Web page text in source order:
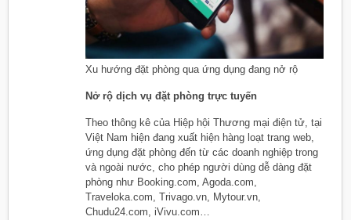
Xu hướng đặt phòng qua ứng dụng đang nở rộ
Nở rộ dịch vụ đặt phòng trực tuyến
Theo thông kê của Hiệp hội Thương mại điện tử, tại
Việt Nam hiện đang xuất hiện hàng loạt trang web,
ứng dụng đặt phòng đến từ các doanh nghiệp trong
và ngoài nước, cho phép người dùng dễ dàng đặt
phòng như Booking.com, Agoda.com,
Traveloka.com, Trivago.vn, Mytour.vn,
Chudu24.com, iVivu.com…